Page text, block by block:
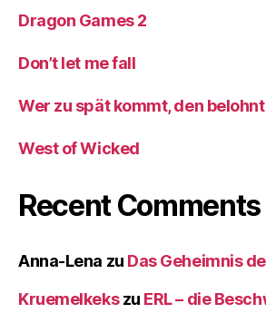
Dragon Games 2
Don’t let me fall
Wer zu spät kommt, den
West of Wicked
Recent Comments
Anna-Lena zu Das Geheimnis
Kruemelkekszu ERL – die